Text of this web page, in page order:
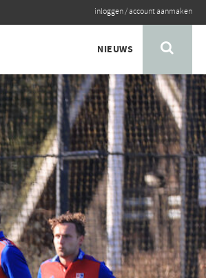
inloggen/account aanmaken
NIEUWS